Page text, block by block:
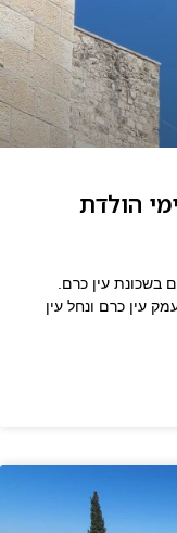
הולדת
בשכונת עין כרם.
עין כרם ונחל עין